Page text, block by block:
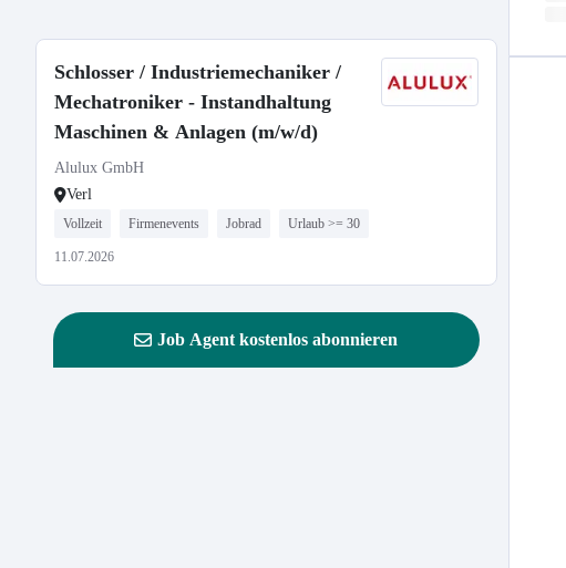
Schlosser / Industriemechaniker /
Mechatroniker - Instandhaltung
Maschinen & Anlagen (m/w/d)
Alulux GmbH
Verl
Vollzeit Firmenevents Jobrad Urlaub >= 30
11.07.2026
Job Agent kostenlos abonnieren